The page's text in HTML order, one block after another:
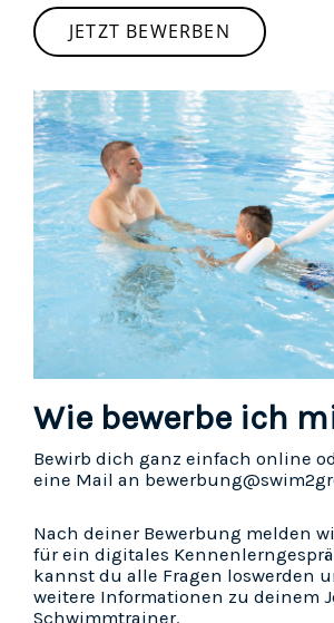
JETZT BEWERBEN
Wie bewerbe ich
Bewirb dich ganz einfach online
eine Mail an
Nach deiner Bewerbung melden
für ein digitales
kannst du alle Fragen loswerden
weitere Informationen zu deinem
Schwimmtrainer.